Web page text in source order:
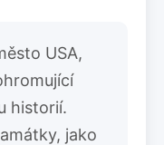
USA,
historií.
jako